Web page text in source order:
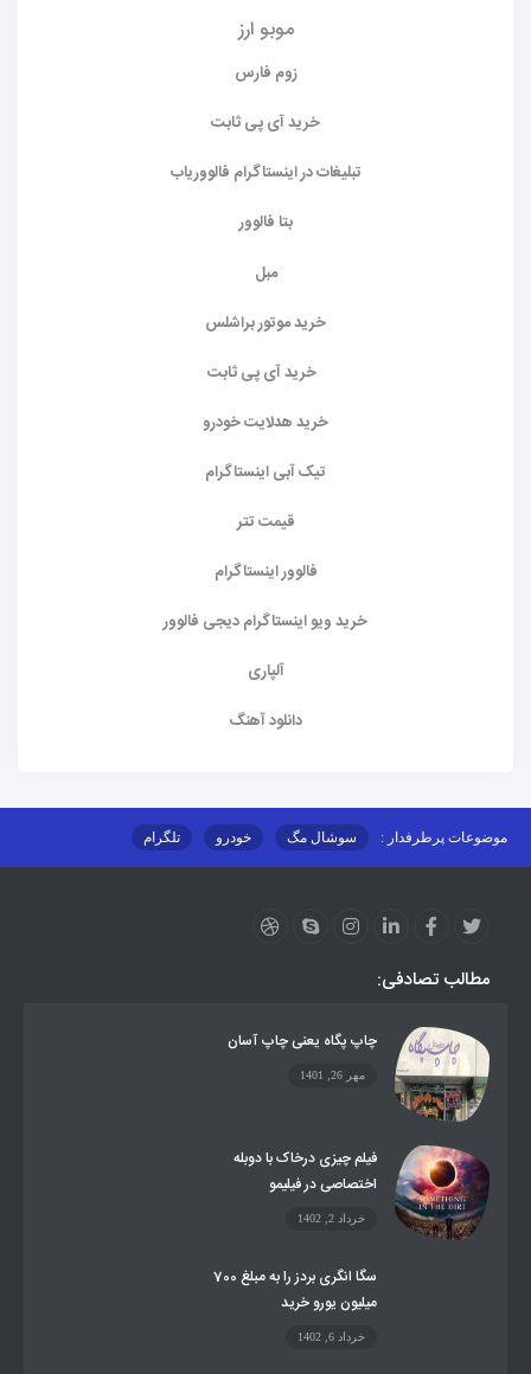
موبو ارز
زوم فارس
خرید آی پی ثابت
تبلیغات در اینستاگرام فالووریاب
بتا فالوور
مبل
خرید موتور براشلس
خرید آی پی ثابت
خرید هدلایت خودرو
تیک آبی اینستاگرام
قیمت تتر
فالوور اینستاگرام
خرید ویو اینستاگرام دیجی فالوور
آلپاری
دانلود آهنگ
موضوعات پرطرفدار : سوشال مگ خودرو تلگرام
مطالب تصادفی:
چاپ پگاه یعنی چاپ آسان
مهر 26, 1401
فیلم چیزی درخاک با دوبله
اختصاصی در فیلیمو
خرداد 2, 1402
سگا انگری بردز را به مبلغ 700
میلیون یورو خرید
خرداد 6, 1402